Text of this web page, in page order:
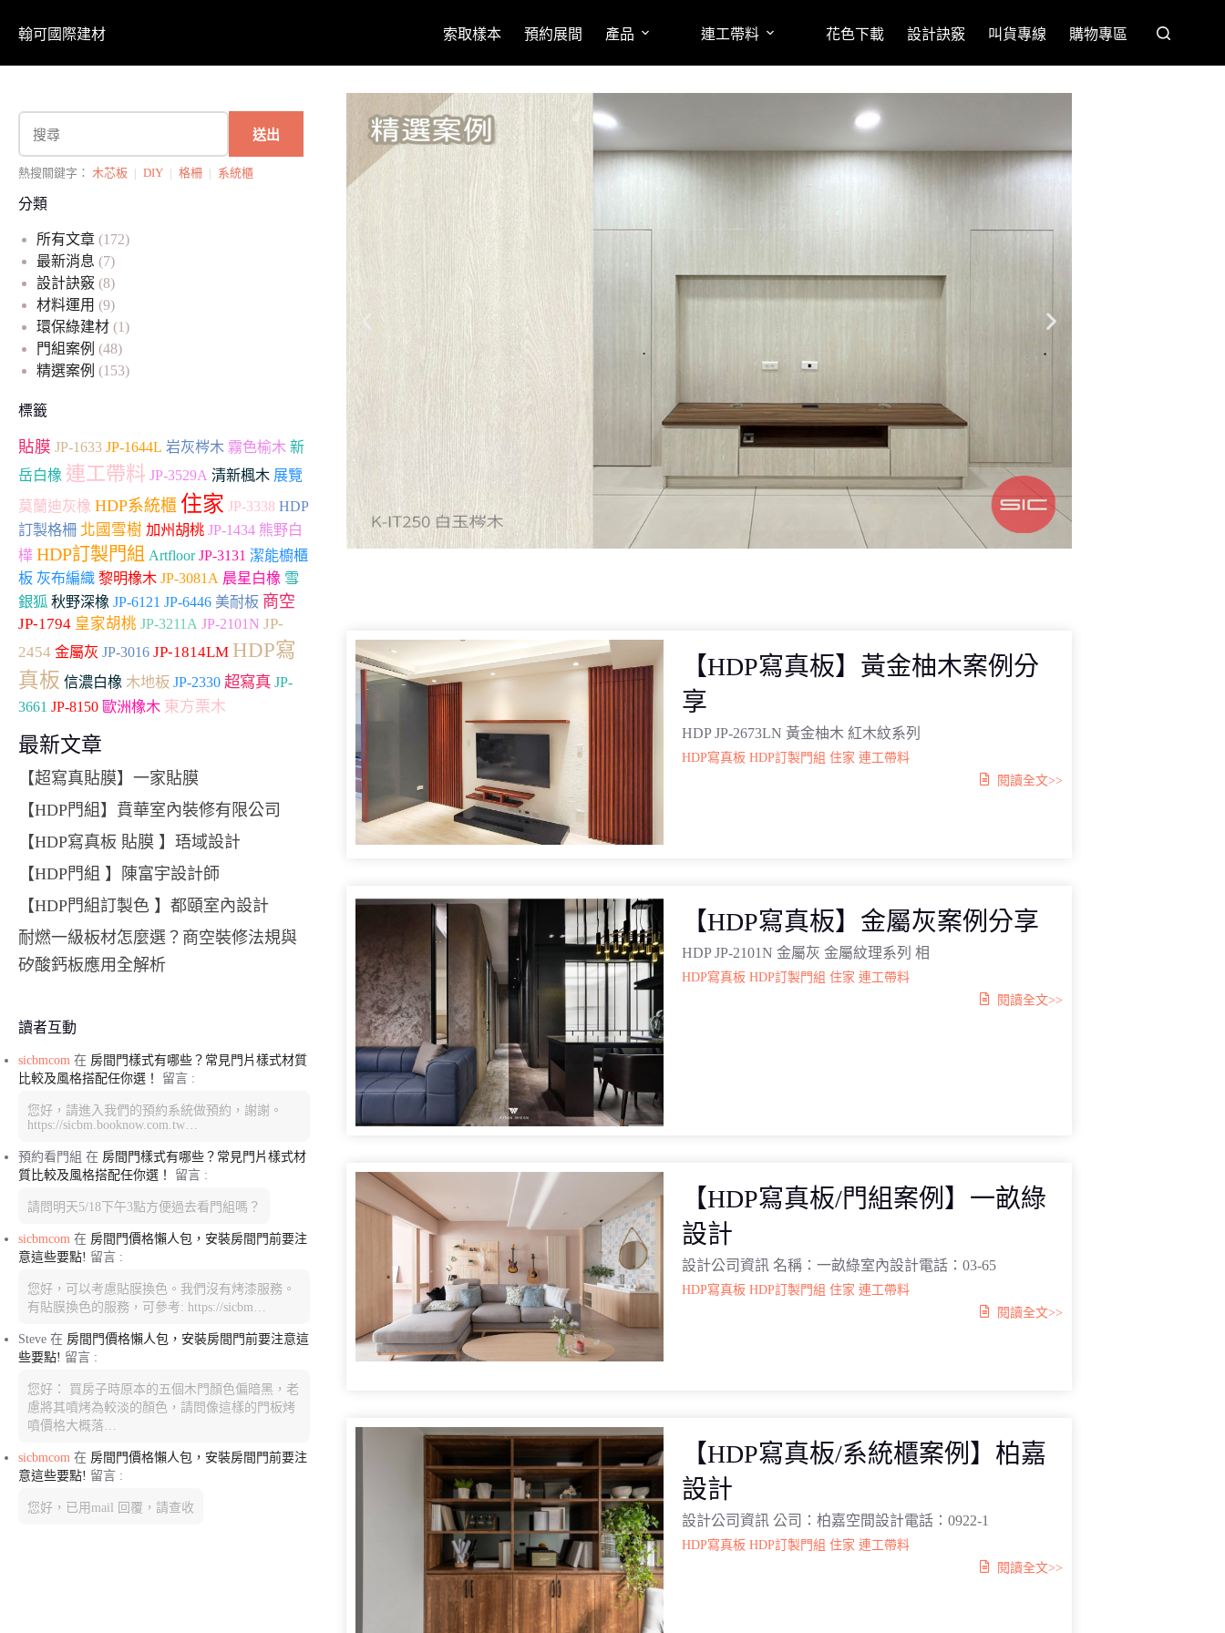
翰可國際建材 索取樣本 預約展間 產品 連工帶料 花色下載 設計訣竅 叫貨專線 購物專區
送出
熱搜關鍵字： 木芯板 | DIY | 格柵 | 系統櫃
分類
所有文章 (172)
最新消息 (7)
設計訣竅 (8)
材料運用 (9)
環保綠建材 (1)
門組案例 (48)
精選案例 (153)
標籤
貼膜 JP-1633 JP-1644L 岩灰梣木 霧色榆木 新
岳白橡 連工帶料 JP-3529A 清新楓木 展覽
莫蘭迪灰橡 HDP系統櫃 住家 JP-3338 HDP
訂製格柵 北國雪樹 加州胡桃 JP-1434 熊野白
樺 HDP訂製門組 Artfloor JP-3131 潔能櫥櫃
板 灰布編織 黎明橡木 JP-3081A 晨星白橡 雪
銀狐 秋野深橡 JP-6121 JP-6446 美耐板 商空
JP-1794 皇家胡桃 JP-3211A JP-2101N JP-
2454 金屬灰 JP-3016 JP-1814LM HDP寫
真板 信濃白橡 木地板 JP-2330 超寫真 JP-
3661 JP-8150 歐洲橡木 東方栗木
最新文章
【超寫真貼膜】一家貼膜
【HDP門組】賁華室內裝修有限公司
【HDP寫真板 貼膜 】珸域設計
【HDP門組 】陳富宇設計師
【HDP門組訂製色 】都頤室內設計
耐燃一級板材怎麼選？商空裝修法規與
矽酸鈣板應用全解析
讀者互動
sicbmcom 在 房間門樣式有哪些？常見門片樣式材質
比較及風格搭配任你選！
留言 :
您好，請進入我們的預約系統做預約，謝謝。
https://sicbm.booknow.com.tw…
預約看門組 在 房間門樣式有哪些？常見門片樣式材
質比較及風格搭配任你選！
留言 :
請問明天5/18下午3點方便過去看門組嗎？
sicbmcom 在 房間門價格懶人包，安裝房間門前要注
意這些要點! 留言 :
您好，可以考慮貼膜換色。我們沒有烤漆服務。
有貼膜換色的服務，可參考: https://sicbm…
Steve 在 房間門價格懶人包，安裝房間門前要注意這
些要點! 留言 :
您好： 買房子時原本的五個木門顏色偏暗黑，老
慮將其噴烤為較淡的顏色，請問像這樣的門板烤
噴價格大概落…
sicbmcom 在 房間門價格懶人包，安裝房間門前要注
意這些要點! 留言 :
您好，已用mail 回覆，請查收
【HDP寫真板】黃金柚木案例分
享
HDP JP-2673LN 黃金柚木 紅木紋系列
HDP寫真板 HDP訂製門組 住家 連工帶料
閱讀全文>>
【HDP寫真板】金屬灰案例分享
HDP JP-2101N 金屬灰 金屬紋理系列 相
HDP寫真板 HDP訂製門組 住家 連工帶料
閱讀全文>>
【HDP寫真板/門組案例】一畝綠
設計
設計公司資訊 名稱：一畝綠室內設計電話：03-65
HDP寫真板 HDP訂製門組 住家 連工帶料
閱讀全文>>
【HDP寫真板/系統櫃案例】柏嘉
設計
設計公司資訊 公司：柏嘉空間設計電話：0922-1
HDP寫真板 HDP訂製門組 住家 連工帶料
閱讀全文>>